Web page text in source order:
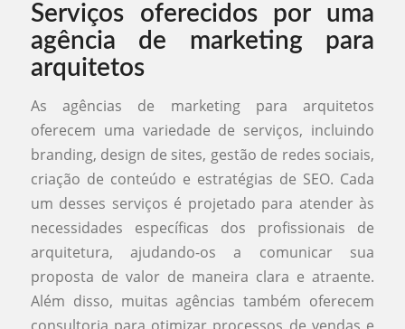
Serviços oferecidos por uma
agência de marketing para
arquitetos
As agências de marketing para arquitetos
oferecem uma variedade de serviços, incluindo
branding, design de sites, gestão de redes sociais,
criação de conteúdo e estratégias de SEO. Cada
um desses serviços é projetado para atender às
necessidades específicas dos profissionais de
arquitetura, ajudando-os a comunicar sua
proposta de valor de maneira clara e atraente.
Além disso, muitas agências também oferecem